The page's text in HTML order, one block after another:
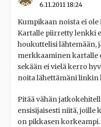
6.11.2011 18:24
Kumpikaan noista ei ole
Kartalle piirretty lenkki
houkuttelisi lähtemään,
merkkaaminen kartalle
sekään ei vielä kerro
noita lähettämäni linkin
Pitää vähän
ensisijaisesti niitä, joille
on pikkasen